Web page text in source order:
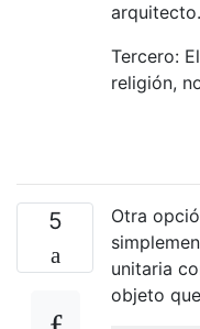
arquitecto.
Tercero:
religión,
5
Otra
unitaria
objeto